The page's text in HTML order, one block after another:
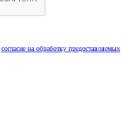
согласие на обработку предоставляемых